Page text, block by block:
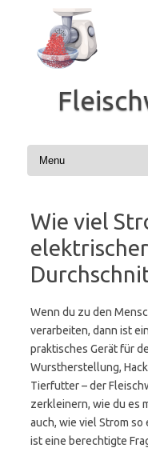
springen
Wie viel
Wenn du zu den
verarbeiten, dann ist
praktisches Gerät für
Wurstherstellung,
Tierfutter – der
zerkleinern, wie du es
auch, wie viel Strom
ist eine berechtigte